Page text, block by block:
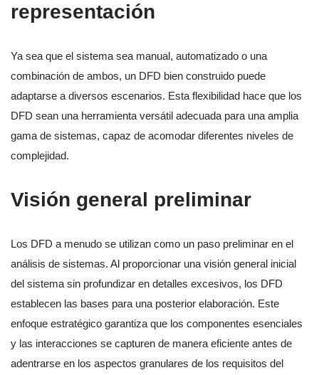
representación
Ya sea que el sistema sea manual, automatizado o una
combinación de ambos, un DFD bien construido puede
adaptarse a diversos escenarios. Esta flexibilidad hace que los
DFD sean una herramienta versátil adecuada para una amplia
gama de sistemas, capaz de acomodar diferentes niveles de
complejidad.
Visión general preliminar
Los DFD a menudo se utilizan como un paso preliminar en el
análisis de sistemas. Al proporcionar una visión general inicial
del sistema sin profundizar en detalles excesivos, los DFD
establecen las bases para una posterior elaboración. Este
enfoque estratégico garantiza que los componentes esenciales
y las interacciones se capturen de manera eficiente antes de
adentrarse en los aspectos granulares de los requisitos del